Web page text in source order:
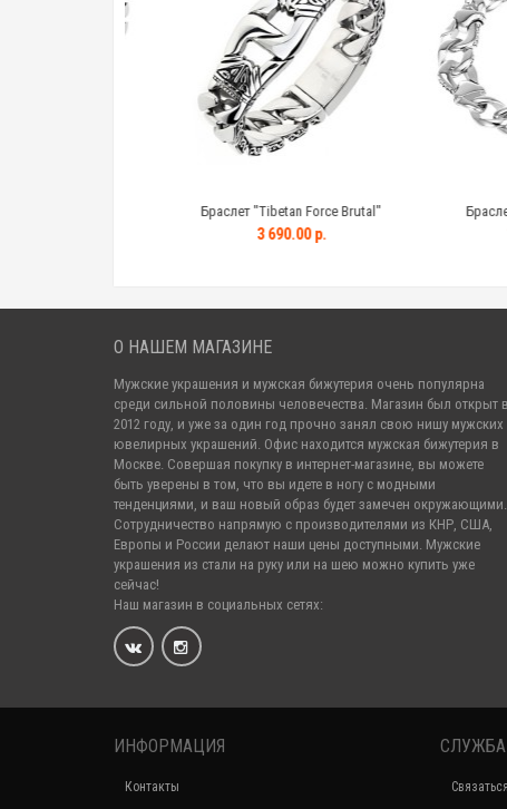
Браслет "Tibetan Force Brutal"
3 690.00 р.
Браслет
1
О НАШЕМ МАГАЗИНЕ
Мужские украшения и мужская бижутерия очень популярна
среди сильной половины человечества. Магазин был открыт в
2012 году, и уже за один год прочно занял свою нишу мужских
ювелирных украшений. Офис находится мужская бижутерия в
Москве. Совершая покупку в интернет-магазине, вы можете
быть уверены в том, что вы идете в ногу с модными
тенденциями, и ваш новый образ будет замечен окружающими.
Сотрудничество напрямую с производителями из КНР, США,
Европы и России делают наши цены доступными. Мужские
украшения из стали на руку или на шею можно купить уже
сейчас!
Наш магазин в социальных сетях:
ИНФОРМАЦИЯ
Контакты